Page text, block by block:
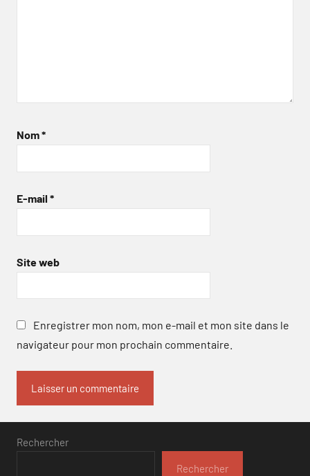
Nom*
E-mail *
Site web
Enregistrer mon nom, mon e-mail et mon site dans le
navigateur pour mon prochain commentaire.
Rechercher
Rechercher